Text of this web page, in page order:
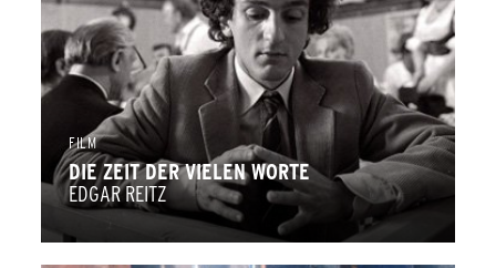
FILM
DIE ZEIT DER VIELEN WORTE
EDGAR REITZ